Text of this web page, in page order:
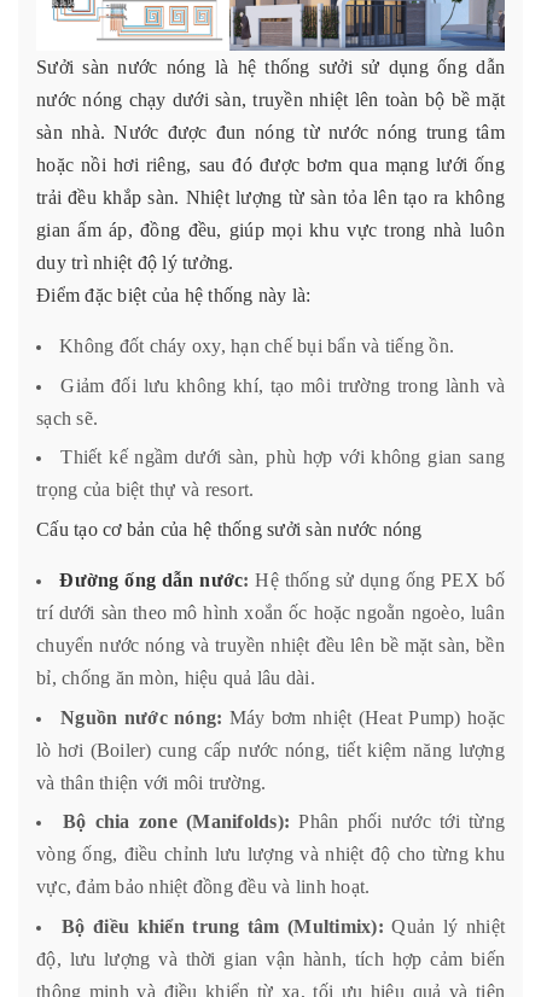
Sưởi sàn nước nóng là hệ thống sưởi sử dụng ống dẫn
nước nóng chạy dưới sàn, truyền nhiệt lên toàn bộ bề mặt
sàn nhà. Nước được đun nóng từ nước nóng trung tâm
hoặc nồi hơi riêng, sau đó được bơm qua mạng lưới ống
trải đều khắp sàn. Nhiệt lượng từ sàn tỏa lên tạo ra không
gian ấm áp, đồng đều, giúp mọi khu vực trong nhà luôn
duy trì nhiệt độ lý tưởng.
Điểm đặc biệt của hệ thống này là:
Không đốt cháy oxy, hạn chế bụi bẩn và tiếng ồn.
Giảm đối lưu không khí, tạo môi trường trong lành và
sạch sẽ.
Thiết kế ngầm dưới sàn, phù hợp với không gian sang
trọng của biệt thự và resort.
Cấu tạo cơ bản của hệ thống sưởi sàn nước nóng
Đường ống dẫn nước: Hệ thống sử dụng ống PEX bố
trí dưới sàn theo mô hình xoắn ốc hoặc ngoằn ngoèo, luân
chuyển nước nóng và truyền nhiệt đều lên bề mặt sàn, bền
bỉ, chống ăn mòn, hiệu quả lâu dài.
Nguồn nước nóng: Máy bơm nhiệt (Heat Pump) hoặc
lò hơi (Boiler) cung cấp nước nóng, tiết kiệm năng lượng
và thân thiện với môi trường.
Bộ chia zone (Manifolds): Phân phối nước tới từng
vòng ống, điều chỉnh lưu lượng và nhiệt độ cho từng khu
vực, đảm bảo nhiệt đồng đều và linh hoạt.
Bộ điều khiển trung tâm (Multimix): Quản lý nhiệt
độ, lưu lượng và thời gian vận hành, tích hợp cảm biến
thông minh và điều khiển từ xa, tối ưu hiệu quả và tiện